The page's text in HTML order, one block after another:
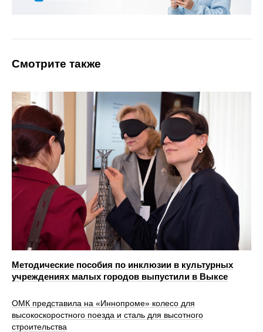
Смотрите также
Методические пособия по инклюзии в культурных
учреждениях малых городов выпустили в Выксе
ОМК представила на «Иннопроме» колесо для
высокоскоростного поезда и сталь для высотного
строительства